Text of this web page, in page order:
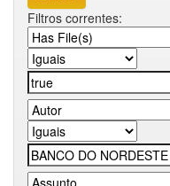
Filtros correntes: